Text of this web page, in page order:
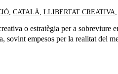
, CATALÀ, LLIBERTAT CREATIVA,
o estratègia per a sobreviure
sovint empesos per la realitat del